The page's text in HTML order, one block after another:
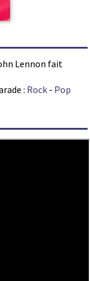
Lennon fait
: Rock - Pop